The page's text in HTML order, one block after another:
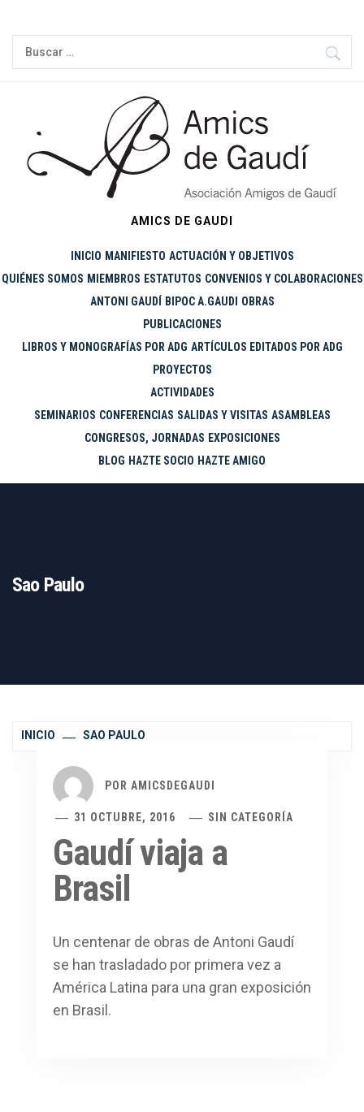
contenido
Buscar:
AMICS DE GAUDI
INICIO MANIFIESTO ACTUACIÓN Y OBJETIVOS
QUIÉNES SOMOS MIEMBROS ESTATUTOS CONVENIOS Y COLABORACIONES
ANTONI GAUDÍ
BIPOC A.GAUDI
OBRAS
PUBLICACIONES
LIBROS Y MONOGRAFÍAS POR ADG ARTÍCULOS EDITADOS POR ADG
PROYECTOS
ACTIVIDADES
SEMINARIOS CONFERENCIAS SALIDAS Y VISITAS ASAMBLEAS
CONGRESOS, JORNADAS EXPOSICIONES
BLOG HAZTE SOCIO HAZTE AMIGO
Sao Paulo
INICIO SAO PAULO
POR AMICSDEGAUDI
31 OCTUBRE, 2016 SIN CATEGORÍA
Gaudí viaja a
Brasil
Un centenar de obras de Antoni Gaudí
se han trasladado por primera vez a
América Latina para una gran exposición
en Brasil.